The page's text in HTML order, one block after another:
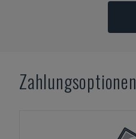
Zahlungsoptionen